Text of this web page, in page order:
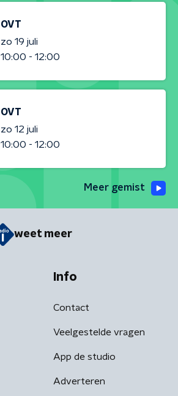
OVT
zo 19 juli
10:00 - 12:00
OVT
zo 12 juli
10:00 - 12:00
Meer gemist
weet meer
Info
Contact
Veelgestelde vragen
App de studio
Adverteren